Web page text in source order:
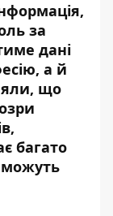
за
дані
а й
що
багато
можуть